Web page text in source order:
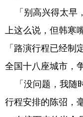
「别高兴得太早
上这么说，但韩寒
「路演行程已经制
全国十八座城市，
「没问题，我随
行程安排的陈弨，